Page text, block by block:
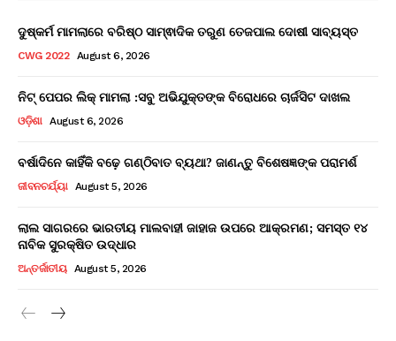
ଦୁଷ୍କର୍ମ ମାମଲାରେ ବରିଷ୍ଠ ସାମ୍ଵାଦିକ ତରୁଣ ତେଜପାଲ ଦୋଷୀ ସାବ୍ୟସ୍ତ
CWG 2022 August 6, 2026
ନିଟ୍ ପେପର ଲିକ୍ ମାମଲା :ସବୁ ଅଭିଯୁକ୍ତଙ୍କ ବିରୋଧରେ ଚାର୍ଜସିଟ ଦାଖଲ
ଓଡ଼ିଶା August 6, 2026
ବର୍ଷାଦିନେ କାହିଁକି ବଢ଼େ ଗଣ୍ଠିବାତ ବ୍ୟଥା? ଜାଣନ୍ତୁ ବିଶେଷଜ୍ଞଙ୍କ ପରାମର୍ଶ
ଜୀବନଚର୍ଯ୍ୟା August 5, 2026
ଲାଲ ସାଗରରେ ଭାରତୀୟ ମାଲବାହୀ ଜାହାଜ ଉପରେ ଆକ୍ରମଣ; ସମସ୍ତ ୧୪
ନାବିକ ସୁରକ୍ଷିତ ଉଦ୍ଧାର
ଅନ୍ତର୍ଜାତୀୟ August 5, 2026